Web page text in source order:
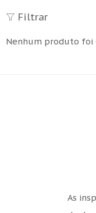
Filtrar
Nenhum produto foi
As